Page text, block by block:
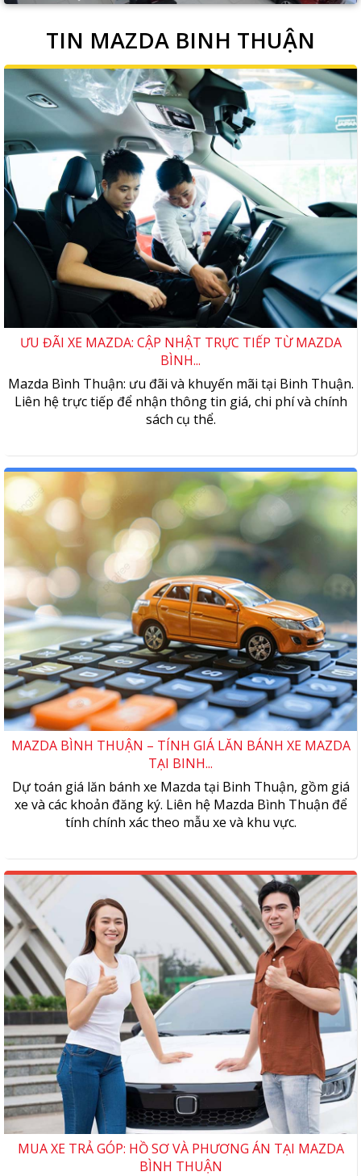
TIN MAZDA BINH THUẬN
ƯU ĐÃI XE MAZDA: CẬP NHẬT TRỰC TIẾP TỪ MAZDA
BÌNH...
Mazda Bình Thuận: ưu đãi và khuyến mãi tại Binh Thuận.
Liên hệ trực tiếp để nhận thông tin giá, chi phí và chính
sách cụ thể.
MAZDA BÌNH THUẬN – TÍNH GIÁ LĂN BÁNH XE MAZDA
TẠI BINH...
Dự toán giá lăn bánh xe Mazda tại Binh Thuận, gồm giá
xe và các khoản đăng ký. Liên hệ Mazda Bình Thuận để
tính chính xác theo mẫu xe và khu vực.
MUA XE TRẢ GÓP: HỒ SƠ VÀ PHƯƠNG ÁN TẠI MAZDA
BÌNH THUẬN